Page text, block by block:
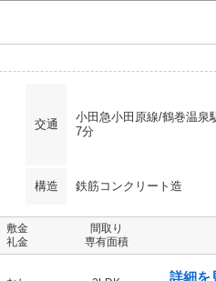
交通
小田急小田原線/鶴巻温泉
7分
構造 鉄筋コンクリート造
敷金
礼金
間取り
専有面積
詳細を